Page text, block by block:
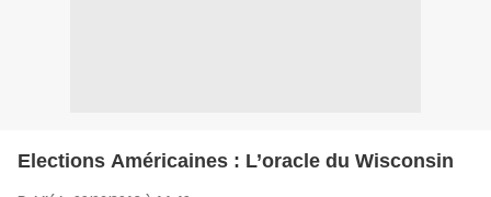
Elections Américaines : L’oracle du Wisconsin